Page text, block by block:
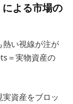
よる市場の
い視線が注が
＝実物資産の
資産をブロッ